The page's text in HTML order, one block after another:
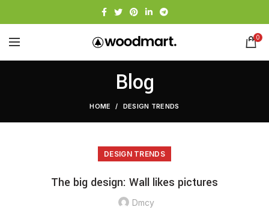
0
Blog
HOME DESIGN TRENDS
DESIGN TRENDS
The big design: Wall likes pictures
Dmcy